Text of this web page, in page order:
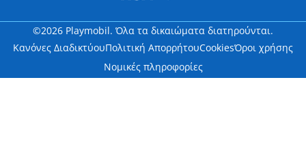
©2026 Playmobil. Όλα τα δικαιώματα διατηρούνται.
Κανόνες ΔιαδικτύουΠολιτική ΑπορρήτουCookiesΌροι χρήσης
Νομικές πληροφορίες